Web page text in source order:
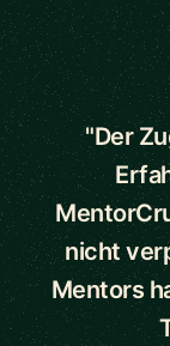
5 out of 5
"Der
nicht
Mentors